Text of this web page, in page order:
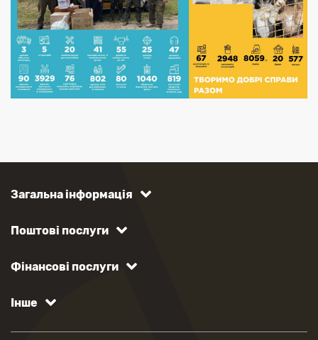
Загальна інформація
Поштові послуги
Фінансові послуги
Інше